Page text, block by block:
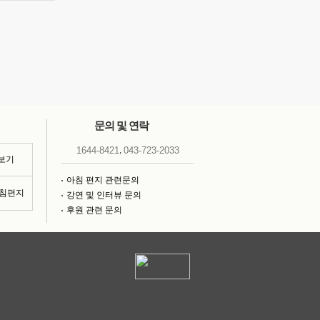
기
편지
문의 및 연락
1644-8421, 043-723-2033
아침 편지 관련문의
강연 및 인터뷰 문의
후원 관련 문의